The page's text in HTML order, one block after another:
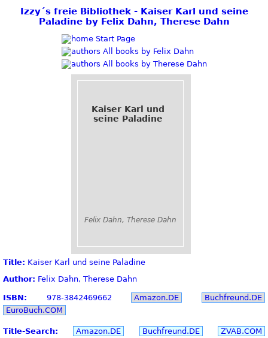
Izzy´s freie Bibliothek - Kaiser Karl und seine
Paladine by Felix Dahn, Therese Dahn
Start Page
All books by Felix Dahn
All books by Therese Dahn
Kaiser Karl und
seine Paladine
Felix Dahn, Therese Dahn
Title: Kaiser Karl und seine Paladine
Author: Felix Dahn, Therese Dahn
ISBN: 978-3842469662 Amazon.DE
Buchfreund.DE
EuroBuch.COM
Title-Search: Amazon.DE Buchfreund.DE
ZVAB.COM